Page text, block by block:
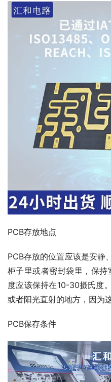
PCB存放地点
PCB存放的位置应该是安静
柜子里或者密封袋里，保
度应该保持在10-30摄氏度
或者阳光直射的地方，因为
PCB保存条件